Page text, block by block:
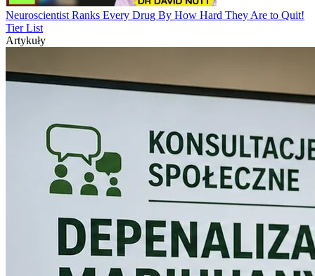
Neuroscientist Ranks Every Drug By How Hard They Are to Quit!
Tier List
Artykuły